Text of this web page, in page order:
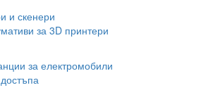
и скенери
за 3D принтери
за електромобили